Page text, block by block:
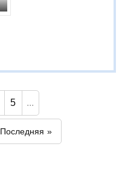
5 ...
Последняя